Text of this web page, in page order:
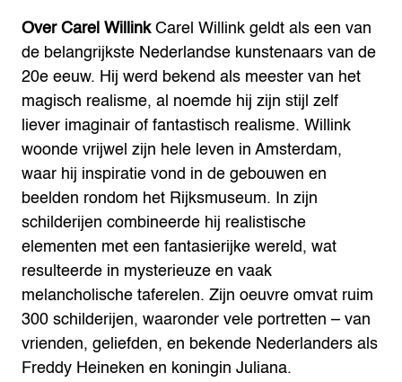
Over Carel WillinkCarel Willink geldt als een van
de belangrijkste Nederlandse kunstenaars van de
20e eeuw. Hij werd bekend als meester van het
magisch realisme, al noemde hij zijn stijl zelf
liever imaginair of fantastisch realisme. Willink
woonde vrijwel zijn hele leven in Amsterdam,
waar hij inspiratie vond in de gebouwen en
beelden rondom het Rijksmuseum. In zijn
schilderijen combineerde hij realistische
elementen met een fantasierijke wereld, wat
resulteerde in mysterieuze en vaak
melancholische taferelen. Zijn oeuvre omvat ruim
300 schilderijen, waaronder vele portretten – van
vrienden, geliefden, en bekende Nederlanders als
Freddy Heineken en koningin Juliana.